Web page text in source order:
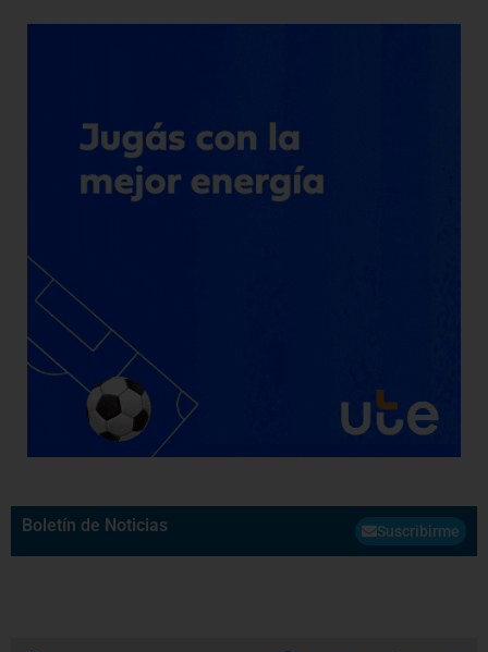
Boletín de Noticias Suscribirme